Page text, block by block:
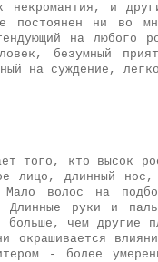
некромантия, и
постоянен ни во
на любого
безумный
на суждение,
того, кто высок
лицо, длинный
волос на
Длинные руки и
больше, чем другие
окрашивается
- более